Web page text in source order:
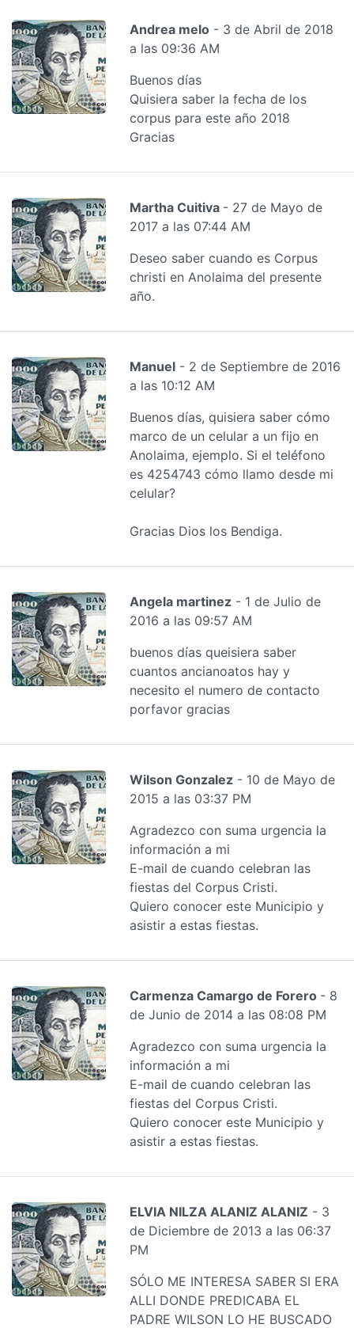
Andrea melo - 3 de Abril de 2018
a las 09:36 AM
Buenos días
Quisiera saber la fecha de los
corpus para este año 2018
Gracias
Martha Cuitiva - 27 de Mayo de
2017 a las 07:44 AM
Deseo saber cuando es Corpus
christi en Anolaima del presente
año.
Manuel - 2 de Septiembre de 2016
a las 10:12 AM
Buenos días, quisiera saber cómo
marco de un celular a un fijo en
Anolaima, ejemplo. Si el teléfono
es 4254743 cómo llamo desde mi
celular?
Gracias Dios los Bendiga.
Angela martinez - 1 de Julio de
2016 a las 09:57 AM
buenos días queisiera saber
cuantos ancianoatos hay y
necesito el numero de contacto
porfavor gracias
Wilson Gonzalez - 10 de Mayo de
2015 a las 03:37 PM
Agradezco con suma urgencia la
información a mi
E-mail de cuando celebran las
fiestas del Corpus Cristi.
Quiero conocer este Municipio y
asistir a estas fiestas.
Carmenza Camargo de Forero - 8
de Junio de 2014 a las 08:08 PM
Agradezco con suma urgencia la
información a mi
E-mail de cuando celebran las
fiestas del Corpus Cristi.
Quiero conocer este Municipio y
asistir a estas fiestas.
ELVIA NILZA ALANIZ ALANIZ - 3
de Diciembre de 2013 a las 06:37
PM
SÓLO ME INTERESA SABER SI ERA
ALLI DONDE PREDICABA EL
PADRE WILSON LO HE BUSCADO